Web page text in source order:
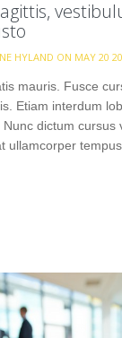
HYLAND ON MAY 20
mauris. Fusce
Etiam interdum
dictum cursus
ullamcorper tempus.